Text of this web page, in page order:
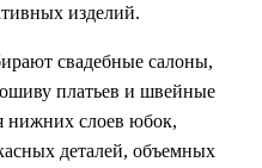
изделий.
свадебные салоны,
платьев и швейные
нижних слоев юбок,
деталей, объемных